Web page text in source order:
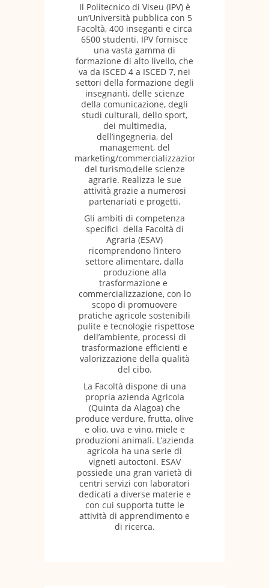
Il Politecnico di Viseu (IPV) è
un’Università pubblica con 5
Facoltà, 400 inseganti e circa
6500 studenti. IPV fornisce
una vasta gamma di
formazione di alto livello, che
va da ISCED 4 a ISCED 7, nei
settori della formazione degli
insegnanti, delle scienze
della comunicazione, degli
studi culturali, dello sport,
dei multimedia,
dell’ingegneria, del
management, del
marketing/commercializzazione,
del turismo,delle scienze
agrarie. Realizza le sue
attività grazie a numerosi
partenariati e progetti.
Gli ambiti di competenza
specifici della Facoltà di
Agraria (ESAV)
ricomprendono l’intero
settore alimentare, dalla
produzione alla
trasformazione e
commercializzazione, con lo
scopo di promuovere
pratiche agricole sostenibili
pulite e tecnologie rispettose
dell’ambiente, processi di
trasformazione efficienti e
valorizzazione della qualità
del cibo.
La Facoltà dispone di una
propria azienda Agricola
(Quinta da Alagoa) che
produce verdure, frutta, olive
e olio, uva e vino, miele e
produzioni animali. L’azienda
agricola ha una serie di
vigneti autoctoni. ESAV
possiede una gran varietà di
centri servizi con laboratori
dedicati a diverse materie e
con cui supporta tutte le
attività di apprendimento e
di ricerca.